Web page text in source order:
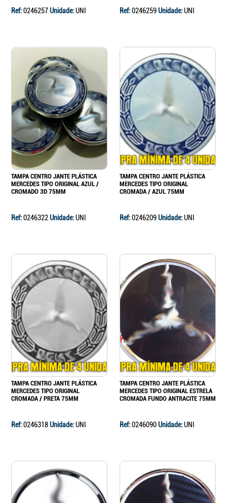
Ref:0246257Unidade:UNI Ref:0246259Unidade:UNI
TAMPA CENTRO JANTE PLÁSTICA
MERCEDES TIPO ORIGINAL AZUL /
CROMADO 3D 75MM
Ref:0246322Unidade:UNI
TAMPA CENTRO JANTE PLÁSTICA
MERCEDES TIPO ORIGINAL
CROMADA / AZUL 75MM
Ref:0246209Unidade:UNI
TAMPA CENTRO JANTE PLÁSTICA
MERCEDES TIPO ORIGINAL
CROMADA / PRETA 75MM
Ref:0246318Unidade:UNI
TAMPA CENTRO JANTE PLÁSTICA
MERCEDES TIPO ORIGINAL ESTRELA
CROMADA FUNDO ANTRACITE 75MM
Ref:0246090Unidade:UNI